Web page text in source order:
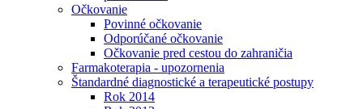
Očkovanie
Povinné očkovanie
Odporúčané očkovanie
Očkovanie pred cestou do zahraničia
Farmakoterapia - upozornenia
Štandardné diagnostické a terapeutické postupy
Rok 2014